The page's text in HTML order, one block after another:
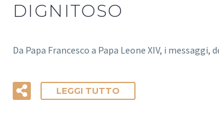
DIGNITOSO
Da Papa Francesco a Papa Leone XIV, i
LEGGI TUTTO